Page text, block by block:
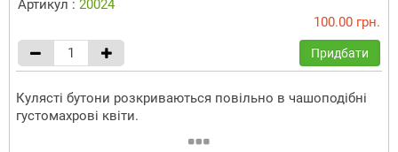
Артикул : 20024
100.00 грн.
Придбати
Кулясті бутони розкриваються повільно в чашоподібні
густомахрові квіти.